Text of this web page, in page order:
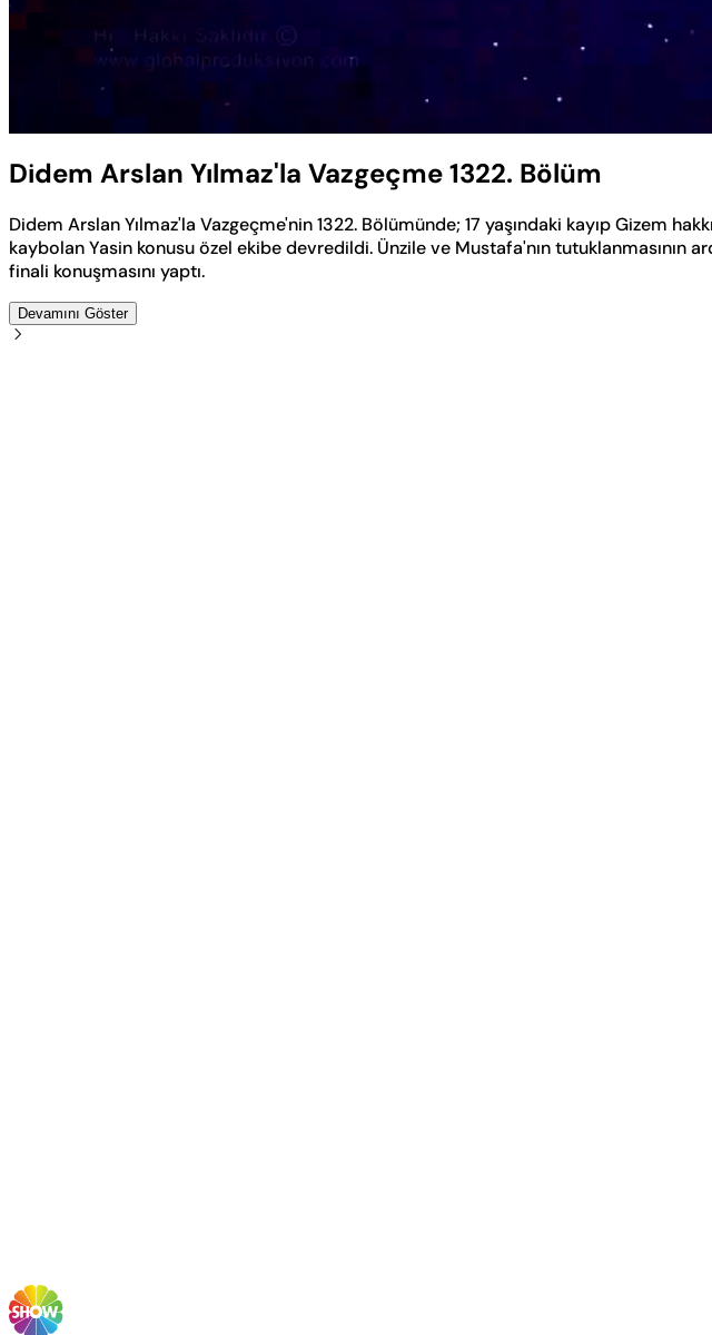
Didem Arslan Yılmaz'la Vazgeçme 1322. Bölüm
Didem Arslan Yılmaz'la Vazgeçme'nin 1322. Bölümünde; 17 yaşındaki kayıp Gizem
kaybolan Yasin konusu özel ekibe devredildi. Ünzile ve Mustafa'nın tutuklanmasının
finali konuşmasını yaptı.
Devamını Göster